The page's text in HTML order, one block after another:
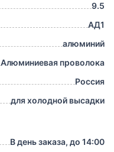
9.5
АД1
алюминий
Алюминиевая проволока
Россия
для холодной высадки
В день заказа, до 14:00